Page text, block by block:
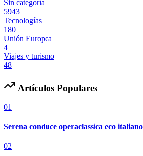
Sin categoría
5943
Tecnologías
180
Unión Europea
4
Viajes y turismo
48
Artículos Populares
01
Serena conduce operaclassica eco italiano
02